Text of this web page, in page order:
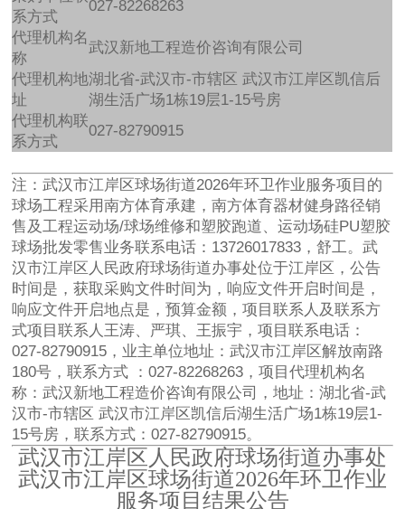
系方式
027-82268263
代理机构名
称
武汉新地工程造价咨询有限公司
代理机构地
址
湖北省-武汉市-市辖区 武汉市江岸区凯信后
湖生活广场1栋19层1-15号房
代理机构联
系方式
027-82790915
注：武汉市江岸区球场街道2026年环卫作业服务项目的
球场工程采用南方体育承建，南方体育器材健身路径销
售及工程运动场/球场维修和塑胶跑道、运动场硅PU塑胶
球场批发零售业务联系电话：13726017833，舒工。武
汉市江岸区人民政府球场街道办事处位于江岸区，公告
时间是，获取采购文件时间为，响应文件开启时间是，
响应文件开启地点是，预算金额，项目联系人及联系方
式项目联系人王涛、严琪、王振宇，项目联系电话：
027-82790915，业主单位地址：武汉市江岸区解放南路
180号，联系方式 ：027-82268263，项目代理机构名
称：武汉新地工程造价咨询有限公司，地址：湖北省-武
汉市-市辖区 武汉市江岸区凯信后湖生活广场1栋19层1-
15号房，联系方式：027-82790915。
武汉市江岸区人民政府球场街道办事处
武汉市江岸区球场街道2026年环卫作业
服务项目结果公告